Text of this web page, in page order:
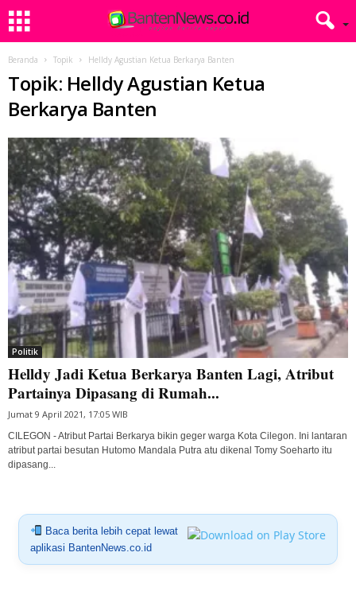
Beranda Topik Helldy Agustian Ketua Berkarya Banten
Topik: Helldy Agustian Ketua
Berkarya Banten
Politik
Helldy Jadi Ketua Berkarya Banten Lagi, Atribut
Partainya Dipasang di Rumah...
Jumat 9 April 2021, 17:05 WIB
CILEGON - Atribut Partai Berkarya bikin geger warga Kota Cilegon. Ini lantaran
atribut partai besutan Hutomo Mandala Putra atu dikenal Tomy Soeharto itu
dipasang...
Baca berita lebih cepat lewat
aplikasi BantenNews.co.id